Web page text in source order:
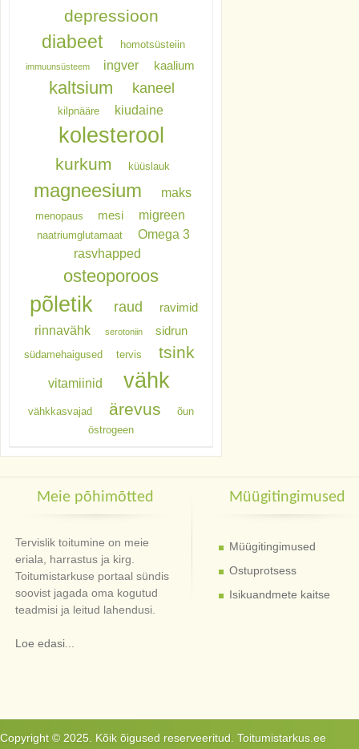
depressioon
diabeet homotsüsteiin
immuunsüsteem ingver kaalium
kaltsium kaneel
kilpnääre kiudaine
kolesterool
kurkum küüslauk
magneesium maks
menopaus mesi migreen
naatriumglutamaat
Omega 3
rasvhapped
osteoporoos
põletik raud ravimid
rinnavähk serotoniin sidrun
südamehaigused tervis tsink
vitamiinid vähk
vähkkasvajad ärevus
õun
östrogeen
Meie põhimõtted
Tervislik toitumine on meie
eriala, harrastus ja kirg.
Toitumistarkuse portaal sündis
soovist jagada oma kogutud
teadmisi ja leitud lahendusi.
Loe edasi...
Müügitingimused
Müügitingimused
Ostuprotsess
Isikuandmete kaitse
Copyright © 2025. Kõik õigused reserveeritud. Toitumistarkus.ee